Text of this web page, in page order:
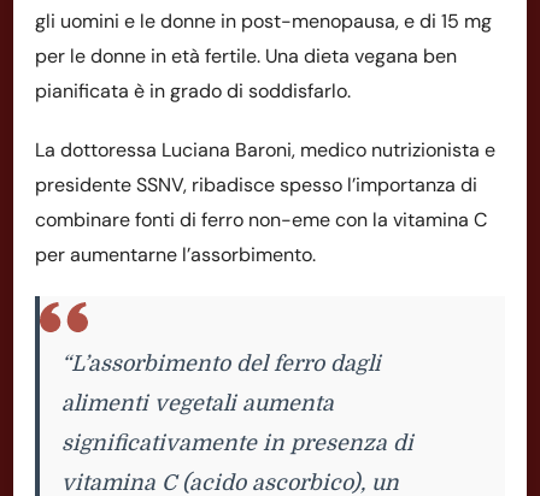
gli uomini e le donne in post-menopausa, e di 15 mg
per le donne in età fertile. Una dieta vegana ben
pianificata è in grado di soddisfarlo.
La dottoressa Luciana Baroni, medico nutrizionista e
presidente SSNV, ribadisce spesso l’importanza di
combinare fonti di ferro non-eme con la vitamina C
per aumentarne l’assorbimento.
“L’assorbimento del ferro dagli
alimenti vegetali aumenta
significativamente in presenza di
vitamina C (acido ascorbico), un